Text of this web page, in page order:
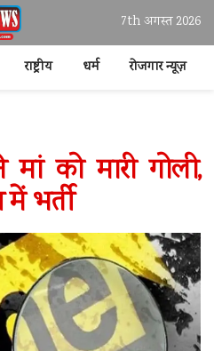
7th अगस्त 2026
राष्ट्रीय धर्म रोजगार न्यूज़
को मारी गोली,
भर्ती